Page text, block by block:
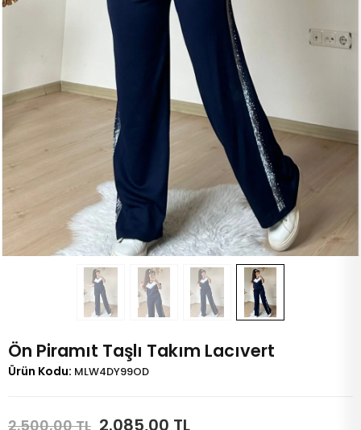
Ön Piramıt Taşlı Takım Lacıvert
Ürün Kodu: MLW4DY99OD
2.500,00 TL 2.085,00 TL